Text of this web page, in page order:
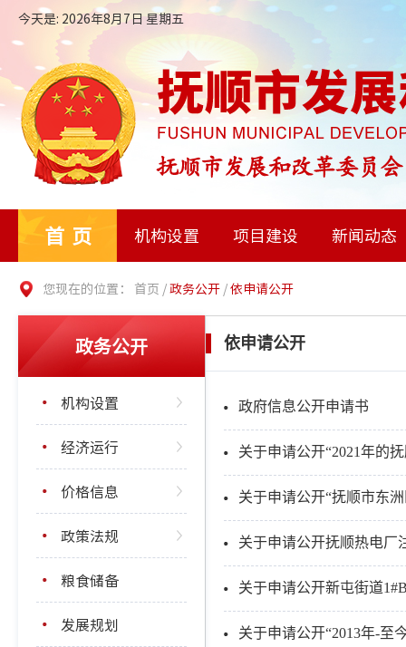
今天是: 2026年8月7日 星期五
首页 机构设置 项目建设 新闻动态
您现在的位置： 首页 /政务公开 /依申请公开
政务公开
机构设置
经济运行
价格信息
政策法规
粮食储备
发展规划
依申请公开
政府信息公开申请书
关于申请公开抚顺热电厂
关于申请公开新屯街道